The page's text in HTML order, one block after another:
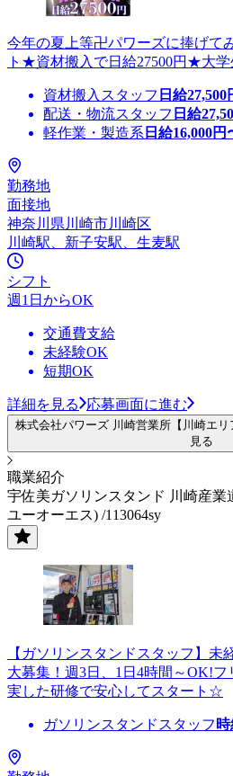
今年の夏上等卍パワーズに捧げて
ト★資材搬入で日給27500円★大
資材搬入スタッフ 日給27,500
配送・物流スタッフ 日給
軽作業・製造系 日給16,000円
勤務地
面接地
神奈川県川崎市川崎区
川崎駅、新子安駅、生麦駅
シフト
週1日からOK
交通費支給
未経験OK
短期OK
詳細を見る 応募画面に進む
株式会社パワーズ 川崎営業所【川崎エ
見る
職業紹介
宇佐美ガソリンスタンド 川崎産業
ユーオーエス) /113064sy
【ガソリンスタンドスタッフ】未
大募集！週3日、1日4時間～OK!
実した研修で安心してスタート☆
ガソリンスタンドスタッフ